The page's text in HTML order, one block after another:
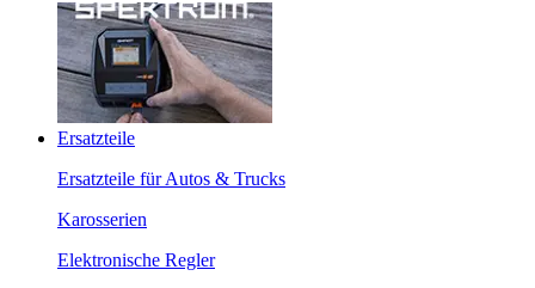
Ersatzteile
Ersatzteile für Autos & Trucks
Karosserien
Elektronische Regler